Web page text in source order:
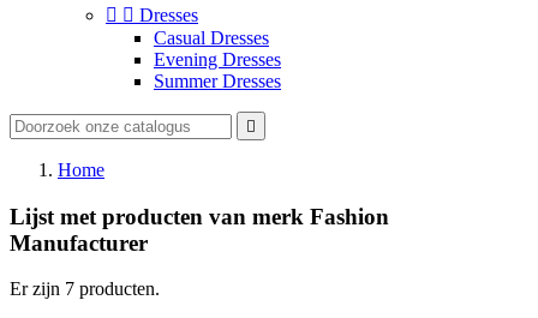
  Dresses
Casual Dresses
Evening Dresses
Summer Dresses

Home
Lijst met producten van merk Fashion
Manufacturer
Er zijn 7 producten.